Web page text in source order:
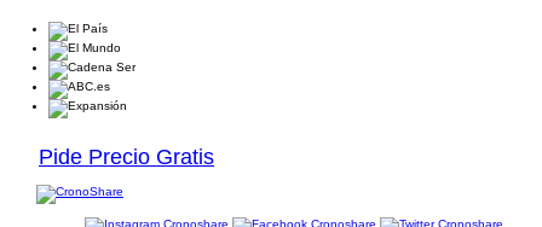
Pide Precio Gratis